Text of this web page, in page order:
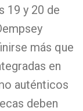
19 y 20 de
más que
en
auténticos
deben